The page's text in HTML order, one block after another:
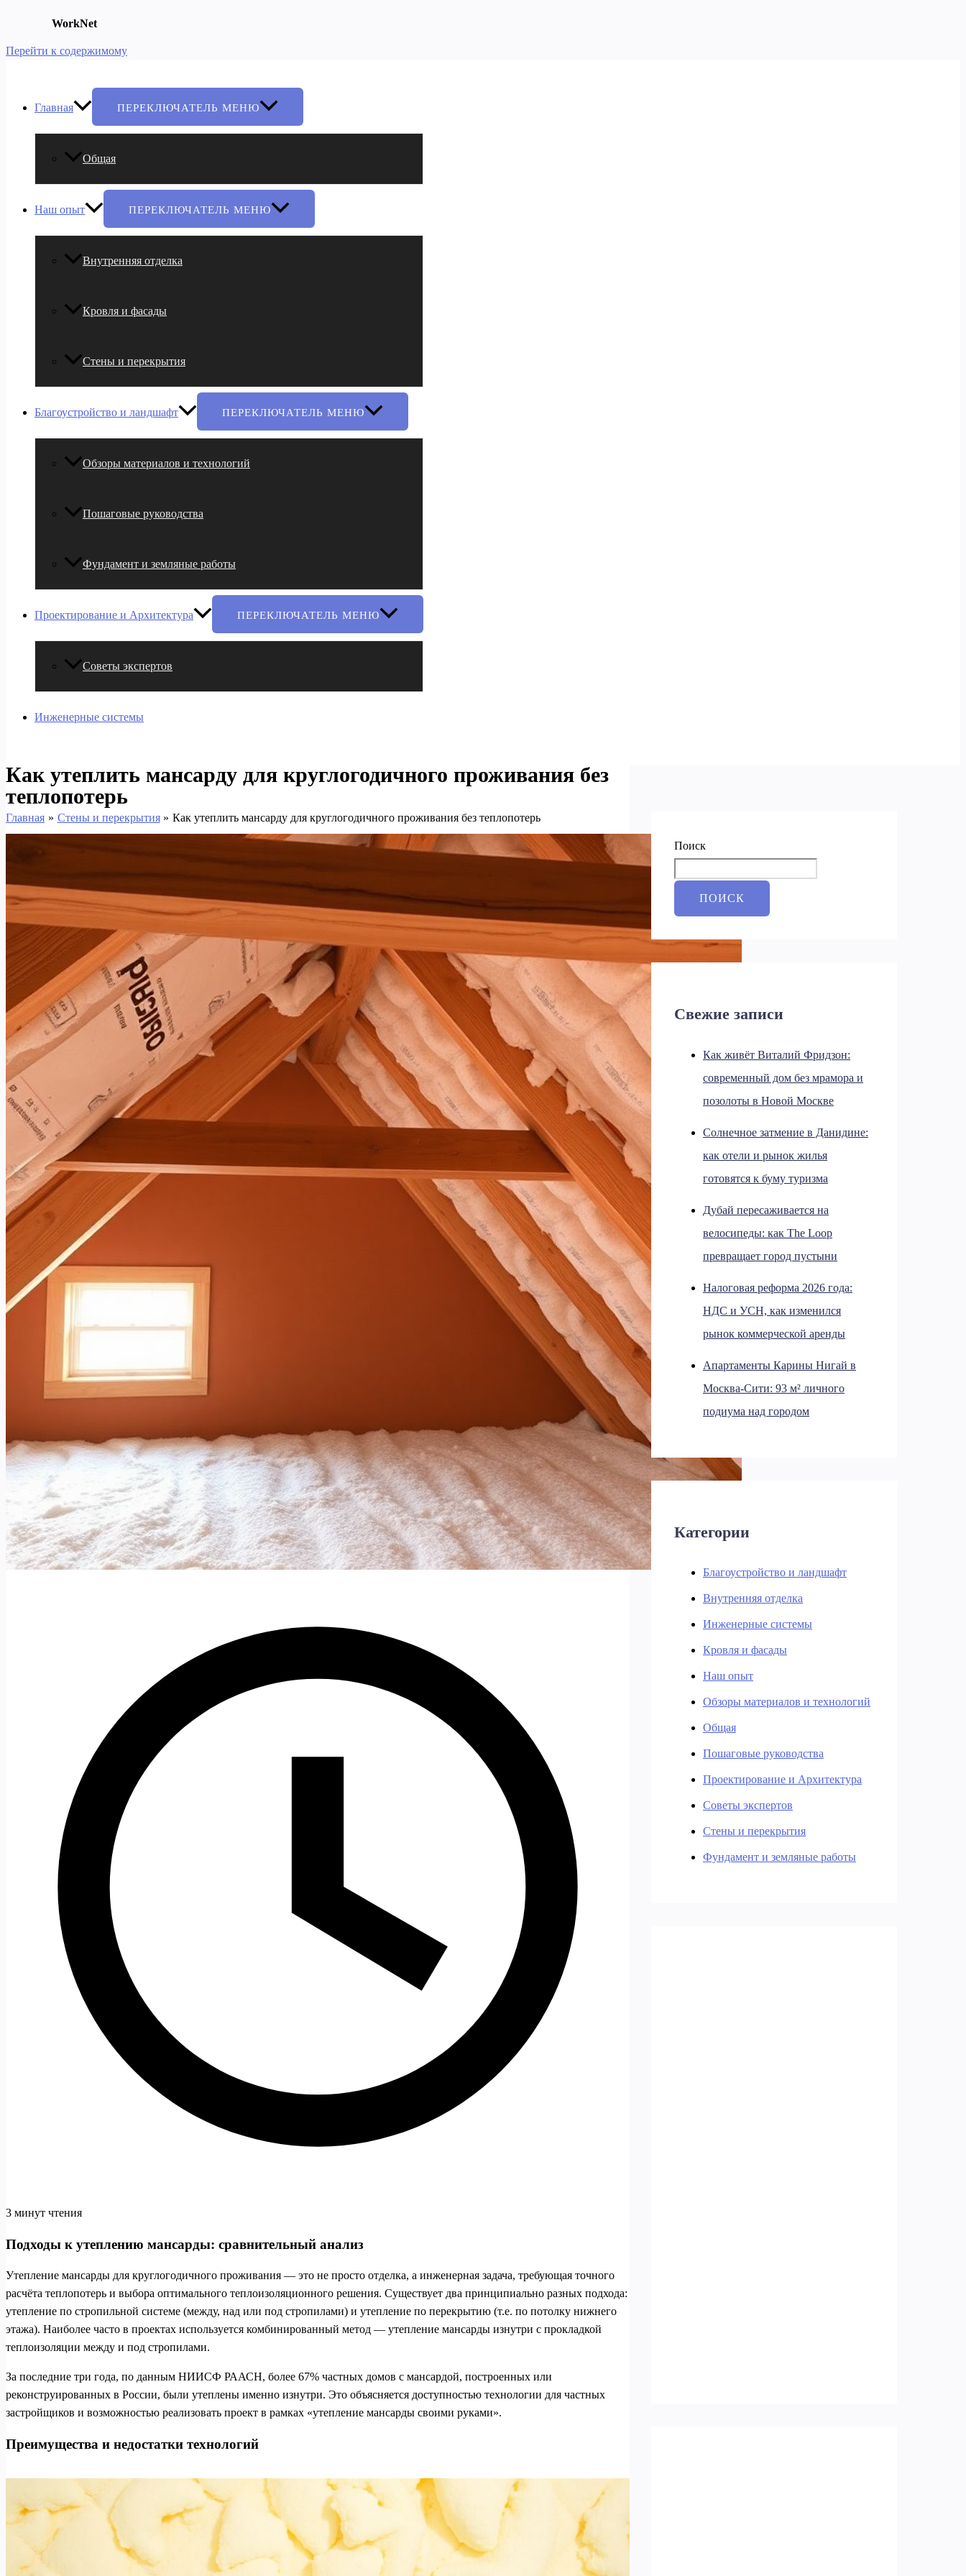
WorkNet
Перейти к содержимому
Главная ПЕРЕКЛЮЧАТЕЛЬ МЕНЮ
Общая
Наш опыт ПЕРЕКЛЮЧАТЕЛЬ МЕНЮ
Внутренняя отделка
Кровля и фасады
Стены и перекрытия
Благоустройство и ландшафт ПЕРЕКЛЮЧАТЕЛЬ МЕНЮ
Обзоры материалов и технологий
Пошаговые руководства
Фундамент и земляные работы
Проектирование и Архитектура ПЕРЕКЛЮЧАТЕЛЬ МЕНЮ
Советы экспертов
Инженерные системы
Как утеплить мансарду для круглогодичного проживания без
теплопотерь
Главная Стены и перекрытия Как утеплить мансарду для круглогодичного проживания без теплопотерь
3 минут чтения
Подходы к утеплению мансарды: сравнительный анализ
Утепление мансарды для круглогодичного проживания — это не просто отделка, а инженерная задача, требующая точного
расчёта теплопотерь и выбора оптимального теплоизоляционного решения. Существует два принципиально разных подхода:
утепление по стропильной системе (между, над или под стропилами) и утепление по перекрытию (т.е. по потолку нижнего
этажа). Наиболее часто в проектах используется комбинированный метод — утепление мансарды изнутри с прокладкой
теплоизоляции между и под стропилами.
За последние три года, по данным НИИСФ РААСН, более 67% частных домов с мансардой, построенных или
реконструированных в России, были утеплены именно изнутри. Это объясняется доступностью технологии для частных
застройщиков и возможностью реализовать проект в рамках «утепление мансарды своими руками».
Преимущества и недостатки технологий
Поиск
ПОИСК
Свежие записи
Как живёт Виталий Фридзон:
современный дом без мрамора и
позолоты в Новой Москве
Солнечное затмение в Данидине:
как отели и рынок жилья
готовятся к буму туризма
Дубай пересаживается на
велосипеды: как The Loop
превращает город пустыни
Налоговая реформа 2026 года:
НДС и УСН, как изменился
рынок коммерческой аренды
Апартаменты Карины Нигай в
Москва-Сити: 93 м² личного
подиума над городом
Категории
Благоустройство и ландшафт
Внутренняя отделка
Инженерные системы
Кровля и фасады
Наш опыт
Обзоры материалов и технологий
Общая
Пошаговые руководства
Проектирование и Архитектура
Советы экспертов
Стены и перекрытия
Фундамент и земляные работы